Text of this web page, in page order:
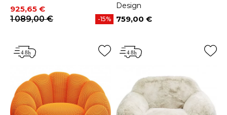
Prix
925,65 €
Prix de base
1 089,00 €
-15%
Design
Prix
759,00 €